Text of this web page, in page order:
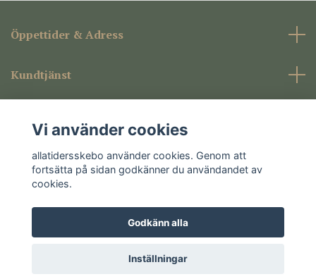
Öppettider & Adress
Kundtjänst
Sociala medier
© 2026 allatidersskebo
Vi använder cookies
allatidersskebo använder cookies. Genom att
fortsätta på sidan godkänner du användandet av
cookies.
Godkänn alla
Inställningar